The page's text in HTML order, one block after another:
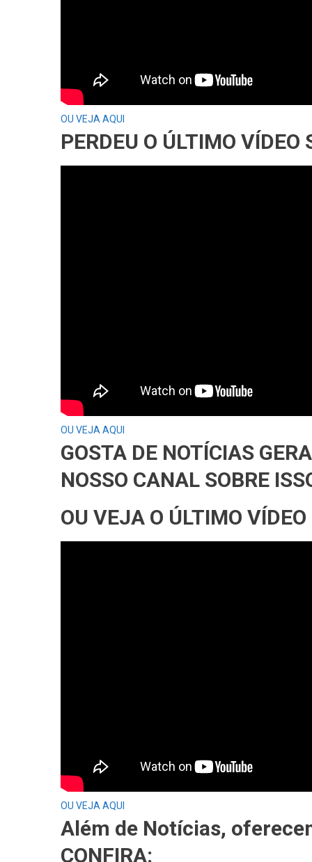
OU VEJA AQUI
PERDEU O ÚLTIMO VÍDEO
OU VEJA AQUI
GOSTA DE NOTÍCIAS
NOSSO CANAL SOBRE
OU VEJA O ÚLTIMO
OU VEJA AQUI
Além de Notícias,
CONFIRA: